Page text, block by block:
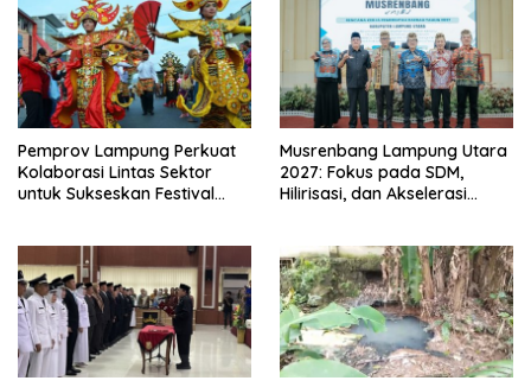
Pemprov Lampung Perkuat
Kolaborasi Lintas Sektor
untuk Sukseskan Festival
Musrenbang Lampung Utara
2027: Fokus pada SDM,
Hilirisasi, dan Akselerasi